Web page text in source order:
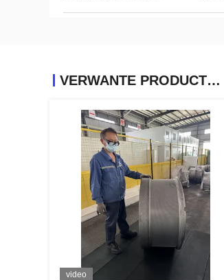
VERWANTE PRODUCTEN
video